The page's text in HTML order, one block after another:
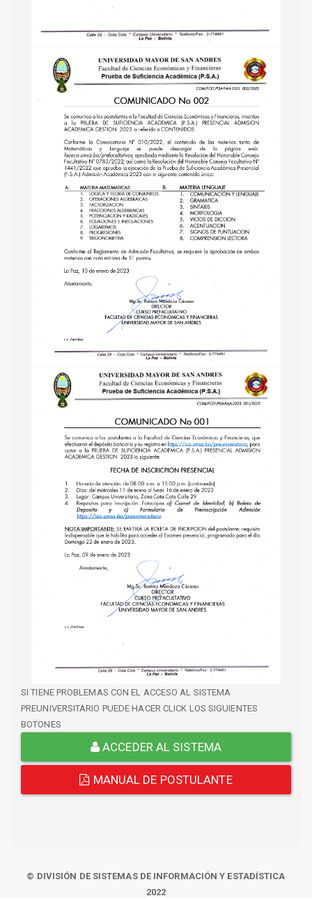
SI TIENE PROBLEMAS CON EL ACCESO AL SISTEMA
PREUNIVERSITARIO PUEDE HACER CLICK LOS SIGUIENTES
BOTONES
ACCEDER AL SISTEMA
MANUAL DE POSTULANTE
© DIVISIÓN DE SISTEMAS DE INFORMACIÓN Y ESTADÍSTICA
2022